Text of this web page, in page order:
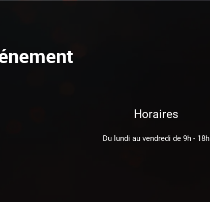
Horaires
Du lundi au vendredi de 9h - 18h